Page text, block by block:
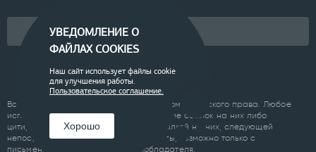
Подписаться
Все материалы сайта являются объектом авторского права. Любое
использование материалов сайта, кроме ссылок на них либо
цитирование с обязательной гиперссылкой на них, следующей
непосредственно до либо после цитаты, возможно только с
письменного разрешения правообладателя.
УВЕДОМЛЕНИЕ О
ФАЙЛАХ COOKIES
Наш сайт использует файлы cookie
для улучшения работы.
Пользовательское соглашение.
Хорошо